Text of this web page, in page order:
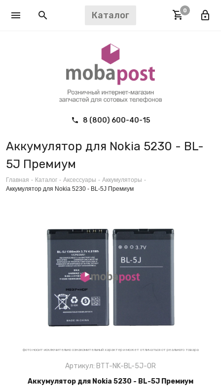
Каталог 0
8 (800) 600-40-15
Аккумулятор для Nokia 5230 - BL-
5J Премиум
Главная - Каталог - Аксессуары - Аккумуляторы -
Аккумулятор для Nokia 5230 - BL-5J Премиум
фото носит исключительно ознакомительный характер и может отличаться от реального товара
Артикул: BTT-NK-BL-5J-OR
Аккумулятор для Nokia 5230 - BL-5J Премиум